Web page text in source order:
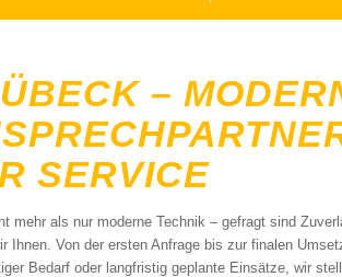
–
SERVICE
mehr als nur moderne Technik – gefragt sind
Ihnen. Von der ersten Anfrage bis zur finalen
Bedarf oder langfristig geplante Einsätze, wir